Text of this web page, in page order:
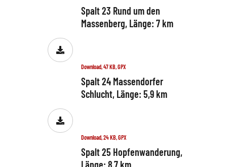
Spalt 23 Rund um den
Massenberg, Länge: 7 km
Download, 47 KB, GPX
Spalt 24 Massendorfer
Schlucht, Länge: 5,9 km
Download, 24 KB, GPX
Spalt 25 Hopfenwanderung,
Länge: 8,7 km